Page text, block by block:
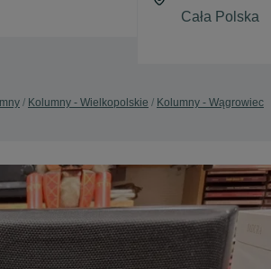
Kolumny - Wielkopolskie Kolumny - Wągrowiec